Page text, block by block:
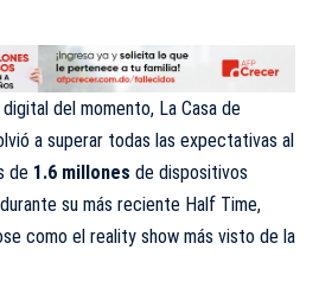
digital del momento, La Casa de
a superar todas las expectativas al
de 1.6 millones de dispositivos
su más reciente Half Time,
como el reality show más visto de la